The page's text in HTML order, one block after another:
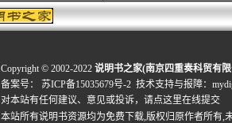
Copyright © 2002-2022 说明书之家(南京四重奏科贸有
备案号：
苏ICP备15035679号-2 技术支持与报障：
对本站有任何建议、意见或投诉， 请点这里在线提交
本站所有说明书资源均为免费下载,版权归原作者所有,